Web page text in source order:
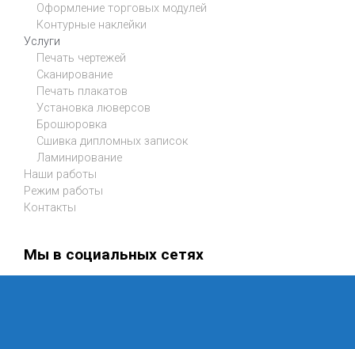
Оформление торговых модулей
Контурные наклейки
Услуги
Печать чертежей
Сканирование
Печать плакатов
Установка люверсов
Брошюровка
Сшивка дипломных записок
Ламинирование
Наши работы
Режим работы
Контакты
Мы в социальных сетях